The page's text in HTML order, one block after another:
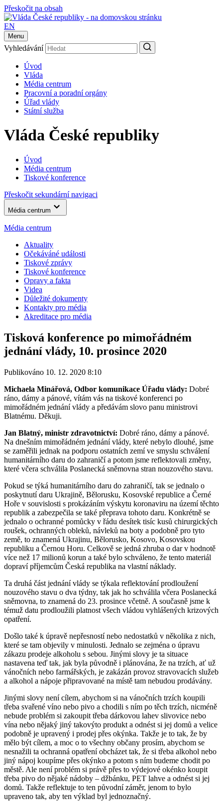
Přeskočit na obsah
EN
Menu
Vyhledávání
Úvod
Vláda
Média centrum
Pracovní a poradní orgány
Úřad vlády
Státní služba
Vláda České republiky
Úvod
Média centrum
Tiskové konference
Přeskočit sekundární navigaci
Média centrum
Média centrum
Aktuality
Očekáváné události
Tiskové zprávy
Tiskové konference
Opravy a fakta
Videa
Důležité dokumenty
Kontakty pro média
Akreditace pro média
Tisková konference po mimořádném
jednání vlády, 10. prosince 2020
Publikováno 10. 12. 2020 8:10
Michaela Minářová, Odbor komunikace Úřadu vlády: Dobré
ráno, dámy a pánové, vítám vás na tiskové konferenci po
mimořádném jednání vlády a předávám slovo panu ministrovi
Blatnému. Děkuji.
Jan Blatný, ministr zdravotnictví: Dobré ráno, dámy a pánové.
Na dnešním mimořádném jednání vlády, které nebylo dlouhé, jsme
se zaměřili jednak na podporu ostatních zemí ve smyslu schválení
humanitárního daru do zahraničí a potom jsme reflektovali změny,
které včera schválila Poslanecká sněmovna stran nouzového stavu.
Pokud se týká humanitárního daru do zahraničí, tak se jednalo o
poskytnutí daru Ukrajině, Bělorusku, Kosovské republice a Černé
Hoře v souvislosti s prokázáním výskytu koronaviru na území těchto
republik a zabezpečila se také přeprava tohoto daru. Konkrétně se
jednalo o ochranné pomůcky v řádu desítek tisíc kusů chirurgických
roušek, ochranných obleků, návleků na boty a podobně pro tyto
země, to znamená Ukrajinu, Bělorusko, Kosovo, Kosovskou
republiku a Černou Horu. Celkově se jedná zhruba o dar v hodnotě
více než 17 milionů korun a také bylo schváleno, že tento materiál
dopraví příjemcům Česká republika na vlastní náklady.
Ta druhá část jednání vlády se týkala reflektování prodloužení
nouzového stavu o dva týdny, tak jak ho schválila včera Poslanecká
sněmovna, to znamená do 23. prosince včetně. A současně jsme k
témuž datu prodloužili platnost všech vládou vyhlášených krizových
opatření.
Došlo také k úpravě nepřesností nebo nedostatků v několika z nich,
které se tam objevily v minulosti. Jednalo se zejména o úpravu
zákazu prodeje alkoholu s sebou. Jinými slovy je ta situace
nastavena teď tak, jak byla původně i plánována, že na trzích, ať už
vánočních nebo farmářských, je zakázán provoz stravovacích služeb
a alkohol a nápoje připravované na místě tam nebudou prodávány.
Jinými slovy není cílem, abychom si na vánočních trzích koupili
třeba svařené víno nebo pivo a chodili s ním po těch trzích, nicméně
nebude problém si zakoupit třeba dárkovou lahev slivovice nebo
vína nebo nějaký jiný takovýto produkt a odnést si jej domů a velice
podobně je upravený i prodej přes okýnka. Takže je to tak, že by
mělo být cílem, a moc o to všechny občany prosím, abychom se
nesnažili ta ochranná opatření obcházet tak, že si třeba alkohol nebo
jiný nápoj koupíme přes okýnko a potom s ním budeme chodit po
městě. Ale není problém si právě přes to výdejové okénko koupit
třeba pivo do nějaké nádoby – džbánku, PET lahve a odnést si jej
domů. Takže reflektuje to ten původní záměr, jenom to bylo
upraveno tak, aby ten výklad byl jednoznačný.